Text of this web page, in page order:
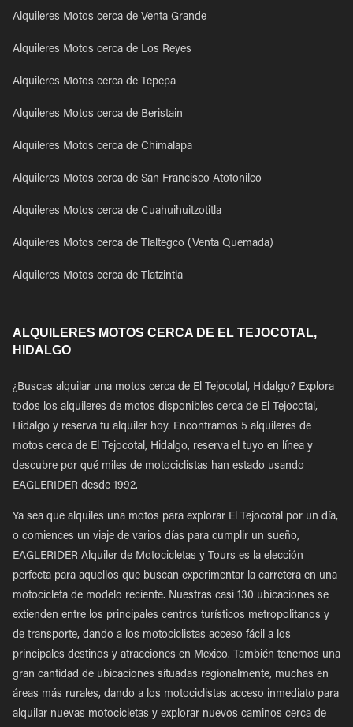
Alquileres Motos cerca de Venta Grande
Alquileres Motos cerca de Los Reyes
Alquileres Motos cerca de Tepepa
Alquileres Motos cerca de Beristain
Alquileres Motos cerca de Chimalapa
Alquileres Motos cerca de San Francisco Atotonilco
Alquileres Motos cerca de Cuahuihuitzotitla
Alquileres Motos cerca de Tlaltegco (Venta Quemada)
Alquileres Motos cerca de Tlatzintla
ALQUILERES MOTOS CERCA DE EL TEJOCOTAL,
HIDALGO
¿Buscas alquilar una motos cerca de El Tejocotal, Hidalgo? Explora
todos los alquileres de motos disponibles cerca de El Tejocotal,
Hidalgo y reserva tu alquiler hoy. Encontramos 5 alquileres de
motos cerca de El Tejocotal, Hidalgo, reserva el tuyo en línea y
descubre por qué miles de motociclistas han estado usando
EAGLERIDER desde 1992.
Ya sea que alquiles una motos para explorar El Tejocotal por un día,
o comiences un viaje de varios días para cumplir un sueño,
EAGLERIDER Alquiler de Motocicletas y Tours es la elección
perfecta para aquellos que buscan experimentar la carretera en una
motocicleta de modelo reciente. Nuestras casi 130 ubicaciones se
extienden entre los principales centros turísticos metropolitanos y
de transporte, dando a los motociclistas acceso fácil a los
principales destinos y atracciones en Mexico. También tenemos una
gran cantidad de ubicaciones situadas regionalmente, muchas en
áreas más rurales, dando a los motociclistas acceso inmediato para
alquilar nuevas motocicletas y explorar nuevos caminos cerca de